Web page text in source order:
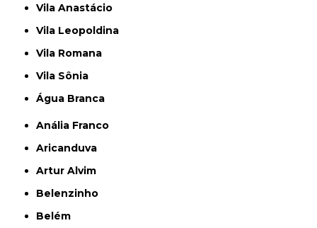
Vila Anastácio
Vila Leopoldina
Vila Romana
Vila Sônia
Água Branca
Anália Franco
Aricanduva
Artur Alvim
Belenzinho
Belém